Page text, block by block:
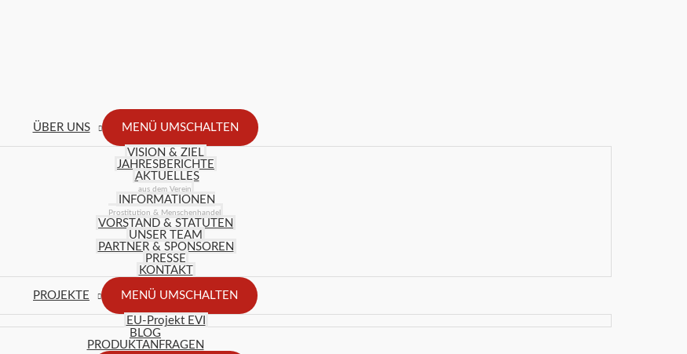
ÜBER UNS MENÜ UMSCHALTEN
VISION & ZIEL
JAHRESBERICHTE
AKTUELLES
aus dem Verein
INFORMATIONEN
Prostitution & Menschenhandel
VORSTAND & STATUTEN
UNSER TEAM
PARTNER & SPONSOREN
PRESSE
KONTAKT
PROJEKTE MENÜ UMSCHALTEN
EU-Projekt EVI
BLOG
PRODUKTANFRAGEN